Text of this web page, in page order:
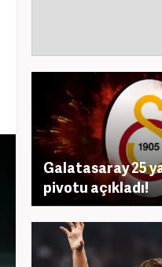
Galatasaray 25
pivotu açıkladı!